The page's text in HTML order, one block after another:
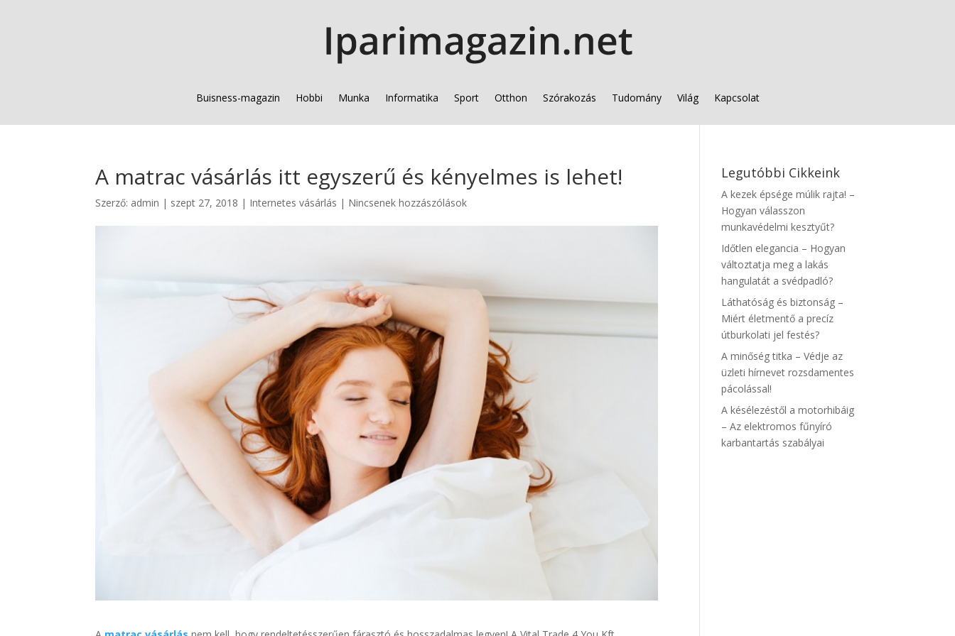
Buisness-magazin Hobbi Munka Informatika Sport Otthon Szórakozás Tudomány Világ Kapcsolat
A matrac vásárlás itt egyszerű és kényelmes is lehet!
Szerző: admin | szept 27, 2018 | Internetes vásárlás | Nincsenek hozzászólások
Legutóbbi Cikkeink
A kezek épsége múlik rajta! –
Hogyan válasszon
munkavédelmi kesztyűt?
Időtlen elegancia – Hogyan
változtatja meg a lakás
hangulatát a svédpadló?
Láthatóság és biztonság –
Miért életmentő a precíz
útburkolati jel festés?
A minőség titka – Védje az
üzleti hírnevet rozsdamentes
pácolással!
A késélezéstől a motorhibáig
– Az elektromos fűnyíró
karbantartás szabályai